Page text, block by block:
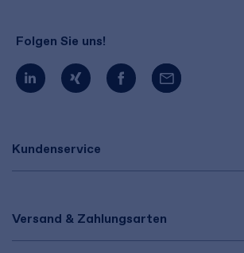
Kundenservice
Versand & Zahlungsarten
Folgen Sie uns!